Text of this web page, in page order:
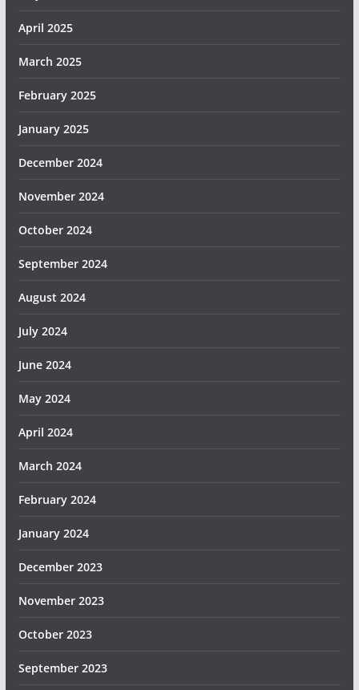
April 2025
March 2025
February 2025
January 2025
December 2024
November 2024
October 2024
September 2024
August 2024
July 2024
June 2024
May 2024
April 2024
March 2024
February 2024
January 2024
December 2023
November 2023
October 2023
September 2023